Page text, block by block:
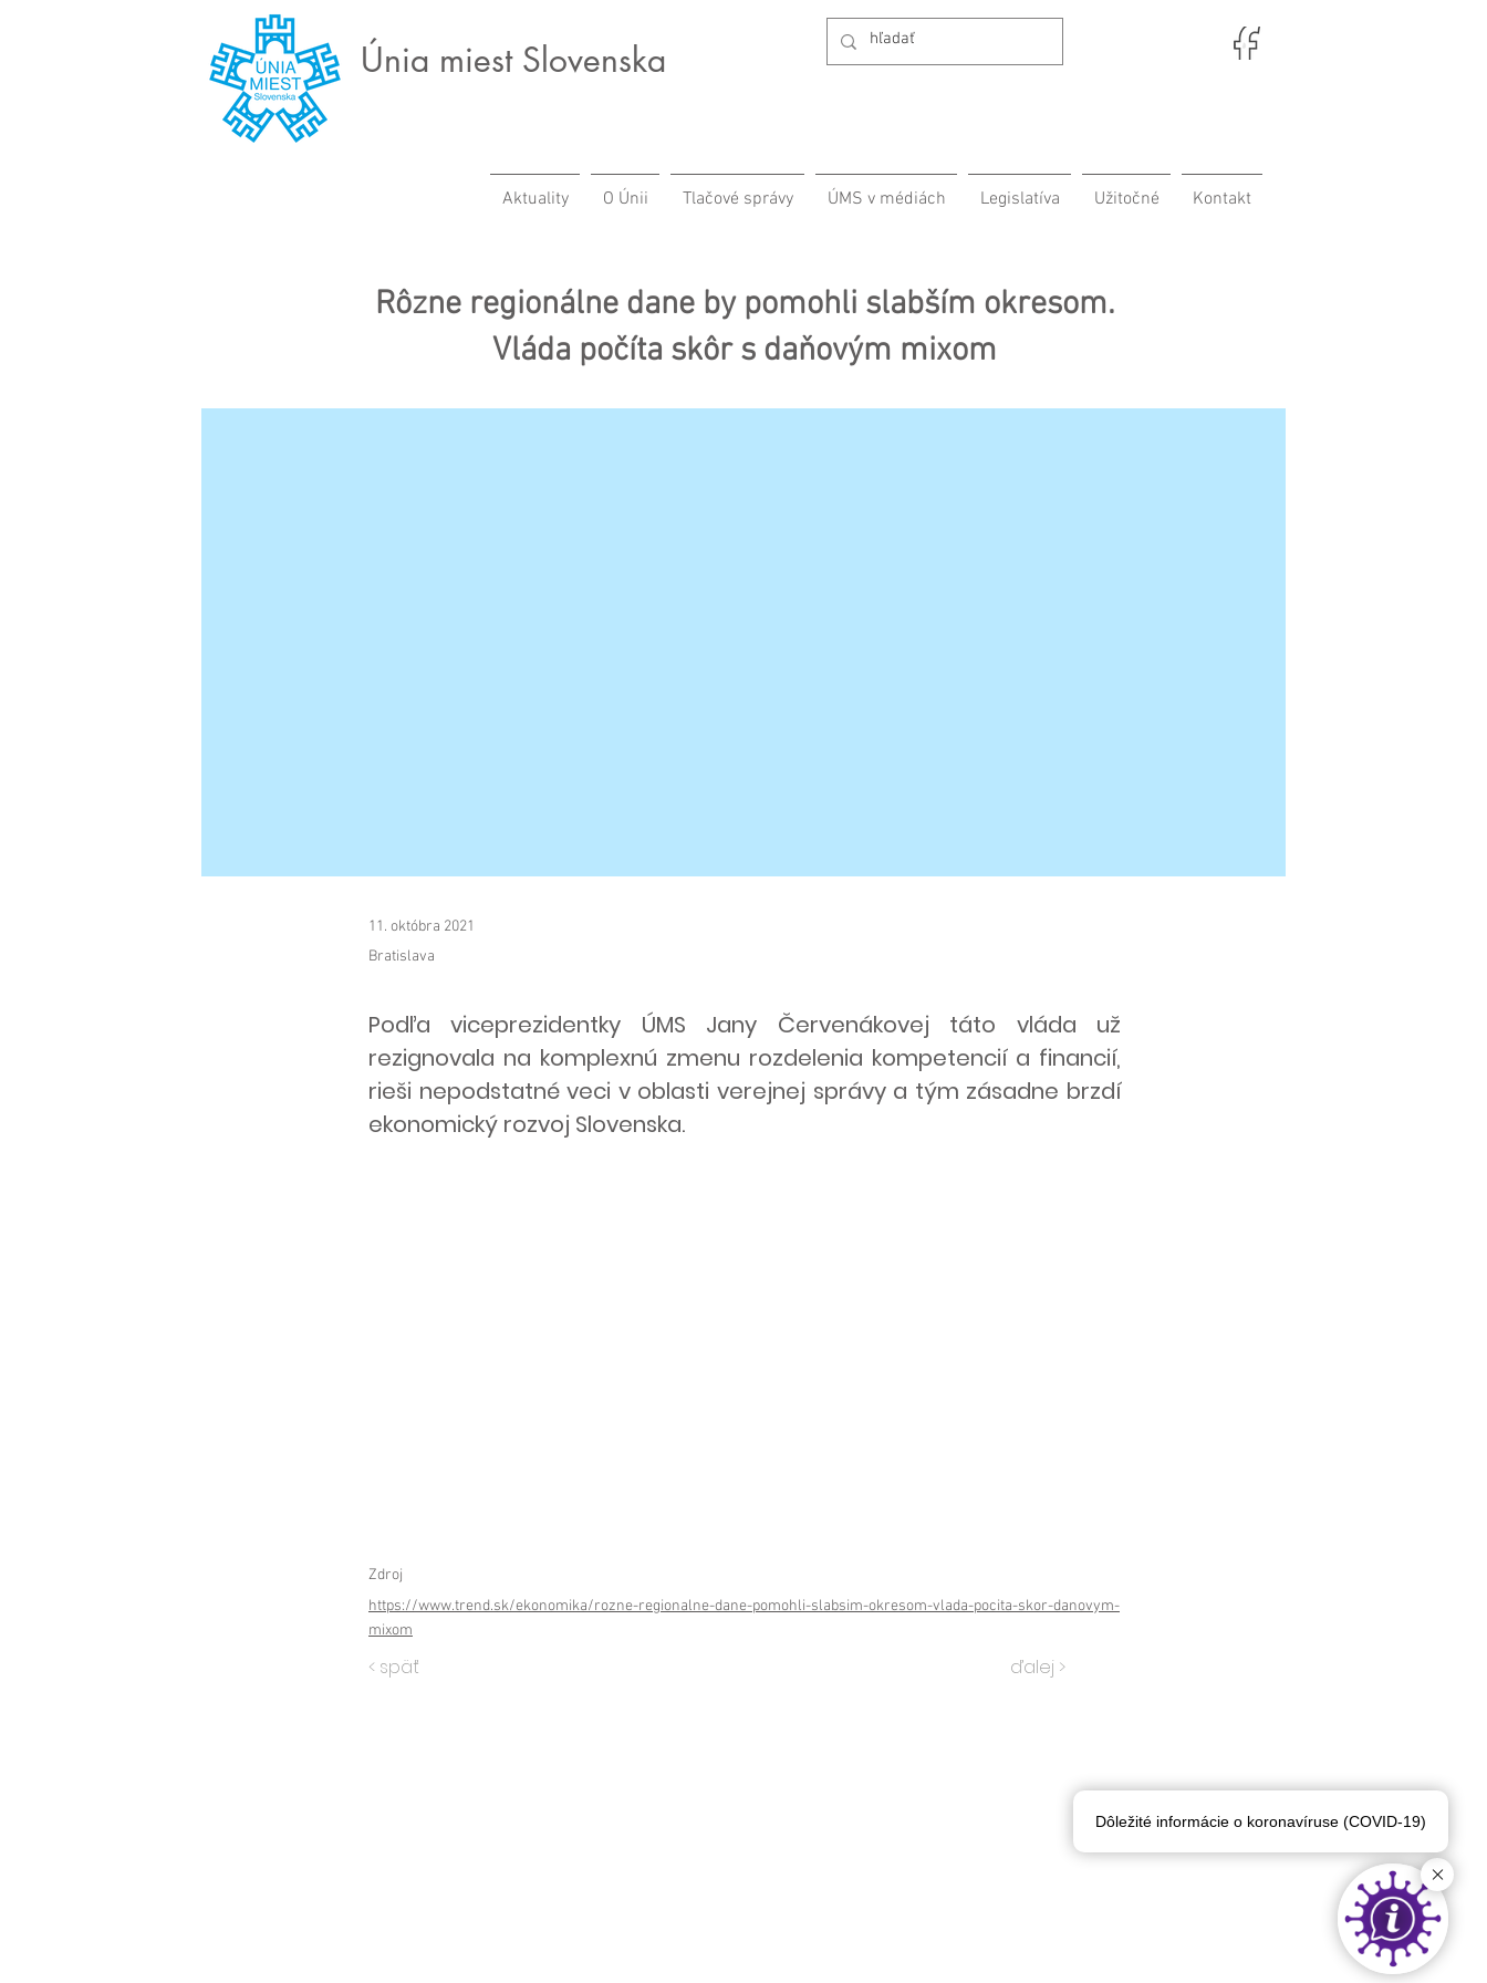
Únia miest Slovenska
Aktuality O Únii Tlačové správy ÚMS v médiách Legislatíva Užitočné Kontakt
Rôzne regionálne dane by pomohli slabším okresom.
Vláda počíta skôr s daňovým mixom
11. októbra 2021
Bratislava
Podľa viceprezidentky ÚMS Jany Červenákovej táto vláda už
rezignovala na komplexnú zmenu rozdelenia kompetencií a financií,
rieši nepodstatné veci v oblasti verejnej správy a tým zásadne brzdí
ekonomický rozvoj Slovenska.
Zdroj
https://www.trend.sk/ekonomika/rozne-regionalne-dane-pomohli-slabsim-okresom-vlada-pocita-skor-danovym-
mixom
< späť ďalej >
Dôležité informácie o koronavíruse (COVID-19)